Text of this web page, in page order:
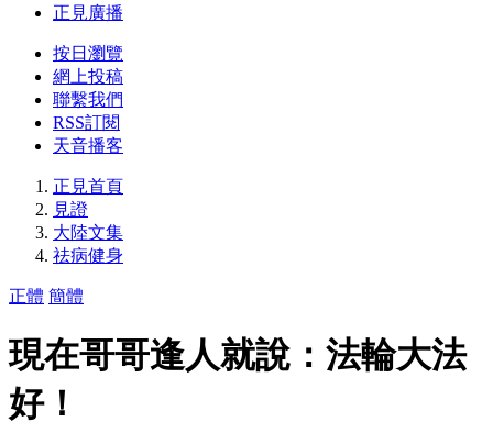
正見廣播
按日瀏覽
網上投稿
聯繫我們
RSS訂閱
天音播客
正見首頁
見證
大陸文集
祛病健身
正體 簡體
現在哥哥逢人就說：法輪大法
好！